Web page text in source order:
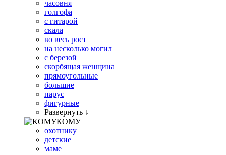
часовня
голгофа
с гитарой
скала
во весь рост
на несколько могил
с березой
скорбящая женщина
прямоугольные
большие
парус
фигурные
Развернуть ↓
КОМУ
охотнику
детские
маме